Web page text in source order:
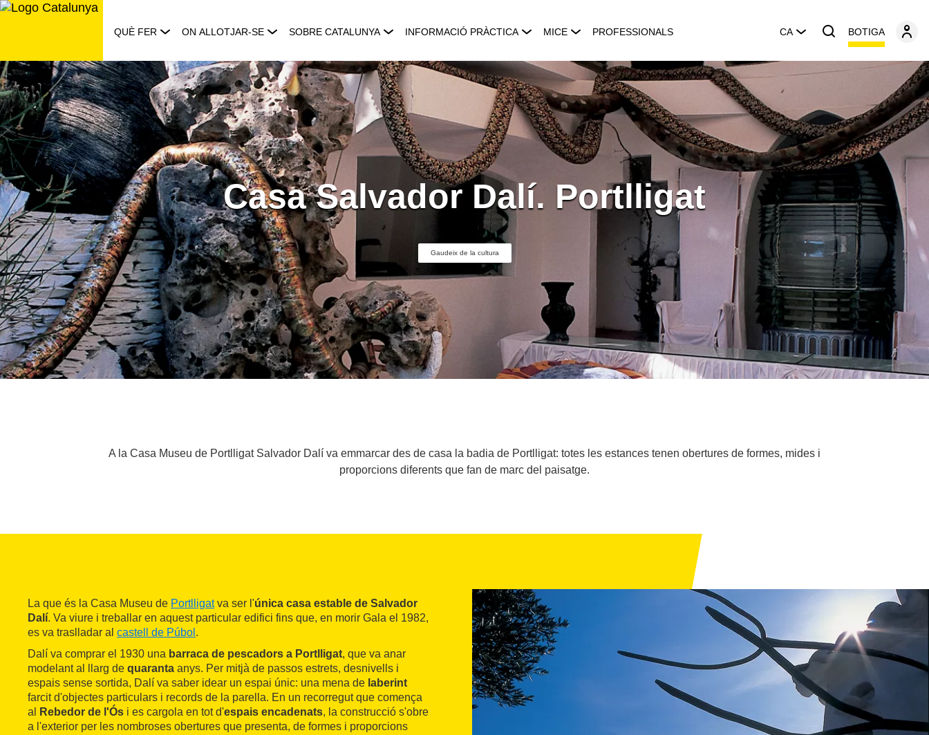
Saltar
QUÈ FER ON ALLOTJAR-SE SOBRE CATALUNYA INFORMACIÓ PRÀCTICA MICE PROFESSIONALS CA BOTIGA
Casa Salvador Dalí. Portlligat
Gaudeix de la cultura
A la Casa Museu de Portlligat Salvador Dalí va emmarcar des de casa la badia de Portlligat: totes les estances tenen obertures de formes, mides i
proporcions diferents que fan de marc del paisatge.
La que és la Casa Museu de Portlligatva ser l'única casa estable de Salvador
Dalí. Va viure i treballar en aquest particular edifici fins que, en morir Gala el 1982,
es va traslladar al castell de Púbol .
Dalí va comprar el 1930 una barraca de pescadors a Portlligat, que va anar
modelant al llarg de quaranta anys. Per mitjà de passos estrets, desnivells i
espais sense sortida, Dalí va saber idear un espai únic: una mena de laberint
farcit d'objectes particulars i records de la parella. En un recorregut que comença
al
Rebedor de l'Ós i es cargola en tot d'espais encadenats, la construcció s'obre
a l'exterior per les nombroses obertures que presenta, de formes i proporcions